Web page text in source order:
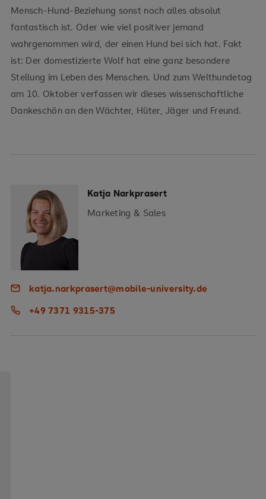
Mensch-Hund-Beziehung sonst noch alles absolut
fantastisch ist. Oder wie viel positiver jemand
wahrgenommen wird, der einen Hund bei sich hat. Fakt
ist: Der domestizierte Wolf hat eine ganz besondere
Stellung im Leben des Menschen. Und zum Welthundetag
am 10. Oktober verfassen wir dieses wissenschaftliche
Dankeschön an den Wächter, Hüter, Jäger und Freund.
Katja Narkprasert
Marketing & Sales
katja.narkprasert@mobile-university.de
+49 7371 9315-375